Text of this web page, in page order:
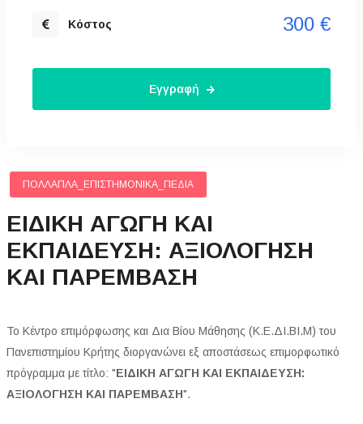
Κόστος 300 €
Εγγραφή
ΠΟΛΛΑΠΛΆ_ΕΠΙΣΤΗΜΟΝΙΚΆ_ΠΕΔΊΑ
ΕΙΔΙΚΗ ΑΓΩΓΗ ΚΑΙ
ΕΚΠΑΙΔΕΥΣΗ: ΑΞΙΟΛΟΓΗΣΗ
ΚΑΙ ΠΑΡΕΜΒΑΣΗ
Το Κέντρο επιμόρφωσης και Δια Βίου Μάθησης (Κ.Ε.ΔΙ.ΒΙ.Μ) του
Πανεπιστημίου Κρήτης διοργανώνει εξ αποστάσεως επιμορφωτικό
πρόγραμμα με τίτλο: "ΕΙΔΙΚΗ ΑΓΩΓΗ ΚΑΙ ΕΚΠΑΙΔΕΥΣΗ:
ΑΞΙΟΛΟΓΗΣΗ ΚΑΙ ΠΑΡΕΜΒΑΣΗ".